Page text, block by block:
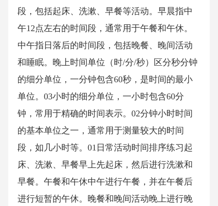
段，包括起床、洗漱、早餐等活动。早晨指中
午12点左右的时间段，通常用于午餐和午休。
中午指日落后的时间段，包括晚餐、晚间活动
和睡眠。晚上时间单位（时/分/秒）区分秒分钟
的细分单位，一分钟包含60秒，是时间的最小
单位。03小时的细分单位，一小时包含60分
钟，常用于精确的时间表示。02分钟小时时间
的基本单位之一，通常用于测量较大的时间
段，如几小时等。01日常活动时间排序练习起
床、洗漱、早餐早上先起床，然后进行洗漱和
早餐。午餐和午休中午进行午餐，并在午餐后
进行短暂的午休。晚餐和晚间活动晚上进行晚